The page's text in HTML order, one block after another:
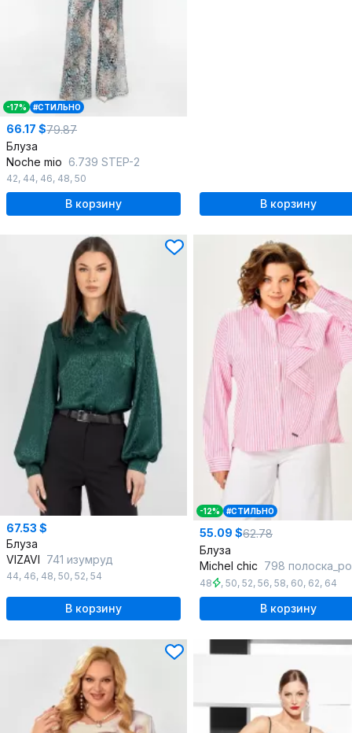
-17% #СТИЛЬНО
66.17 $79.87
Блуза
Noche mio 6.739 STEP-2
42, 44, 46, 48, 50
В корзину В корзину
67.53 $
Блуза
VIZAVI 741 изумруд
44, 46, 48, 50, 52, 54
В корзину
-12% #СТИЛЬНО
55.09 $62.78
Блуза
Michel chic 798
48 , 50, 52, 56, 58, 60, 62, 64
В корзину